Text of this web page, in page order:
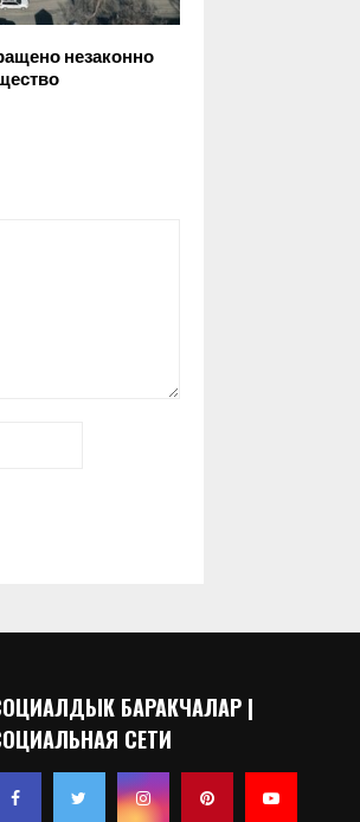
незаконно
БАРАКЧАЛАР |
СЕТИ